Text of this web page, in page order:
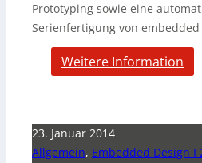
Prototyping sowie eine
Serienfertigung von embedded
Weitere Information
23. Januar 2014
Allgemein, Embedded Design I